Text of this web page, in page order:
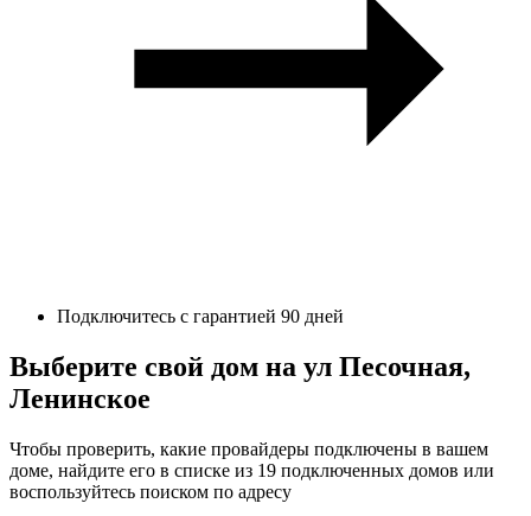
Подключитесь с гарантией 90 дней
Выберите свой дом на ул Песочная,
Ленинское
Чтобы проверить, какие провайдеры подключены в вашем
доме, найдите его в списке из 19 подключенных домов или
воспользуйтесь поиском по адресу